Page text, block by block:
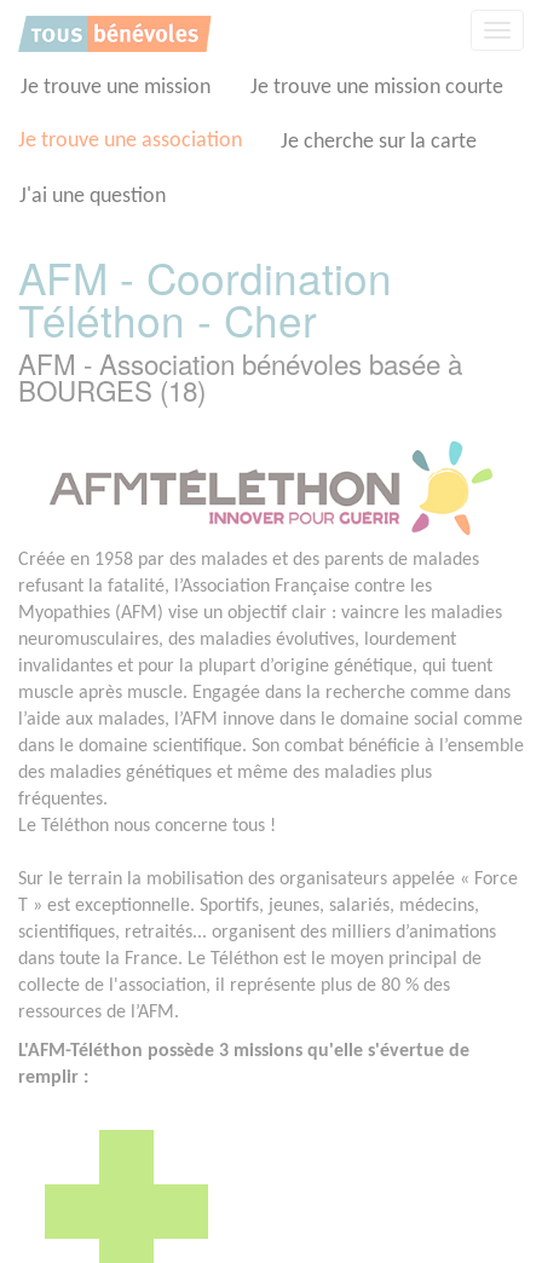
Je trouve une mission Je trouve une mission courte
Je trouve une association Je cherche sur la carte
J'ai une question
AFM - Coordination
Téléthon - Cher
AFM - Association bénévoles basée à
BOURGES (18)
Créée en 1958 par des malades et des parents de malades
refusant la fatalité, l’Association Française contre les
Myopathies (AFM) vise un objectif clair : vaincre les maladies
neuromusculaires, des maladies évolutives, lourdement
invalidantes et pour la plupart d’origine génétique, qui tuent
muscle après muscle. Engagée dans la recherche comme dans
l’aide aux malades, l’AFM innove dans le domaine social comme
dans le domaine scientifique. Son combat bénéficie à l’ensemble
des maladies génétiques et même des maladies plus
fréquentes.
Le Téléthon nous concerne tous !
Sur le terrain la mobilisation des organisateurs appelée « Force
T » est exceptionnelle. Sportifs, jeunes, salariés, médecins,
scientifiques, retraités... organisent des milliers d’animations
dans toute la France. Le Téléthon est le moyen principal de
collecte de l'association, il représente plus de 80 % des
ressources de l’AFM.
L'AFM-Téléthon possède 3 missions qu'elle s'évertue de
remplir :
Panneau de gestion des cookies